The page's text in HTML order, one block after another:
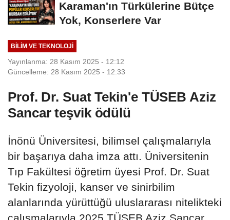
Karaman'ın Türkülerine Bütçe
Yok, Konserlere Var
BILIM VE TEKNOLOJI
Yayınlanma: 28 Kasım 2025 - 12:12
Güncelleme: 28 Kasım 2025 - 12:33
Prof. Dr. Suat Tekin'e TÜSEB Aziz
Sancar teşvik ödülü
İnönü Üniversitesi, bilimsel çalışmalarıyla
bir başarıya daha imza attı. Üniversitenin
Tıp Fakültesi öğretim üyesi Prof. Dr. Suat
Tekin fizyoloji, kanser ve sinirbilim
alanlarında yürüttüğü uluslararası nitelikteki
çalışmalarıyla 2025 TÜSEB Aziz Sancar